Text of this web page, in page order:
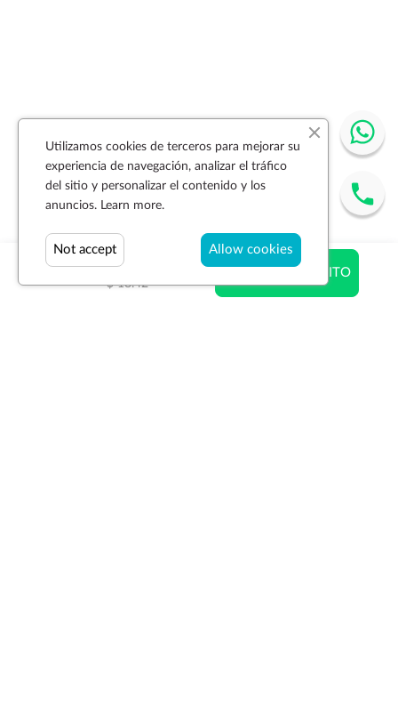
$ 18.00
$ 18.42
AÑADIR AL CARRITO
Utilizamos cookies de terceros para mejorar su
experiencia de navegación, analizar el tráfico
del sitio y personalizar el contenido y los
anuncios. Learn more.
Allow cookies
Not accept